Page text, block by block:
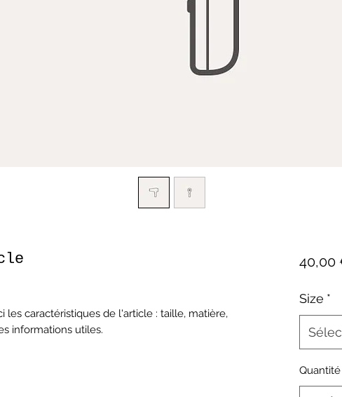
les caractéristiques de l'article : taille, matière,
informations utiles.
40,00
Size *
Quantité